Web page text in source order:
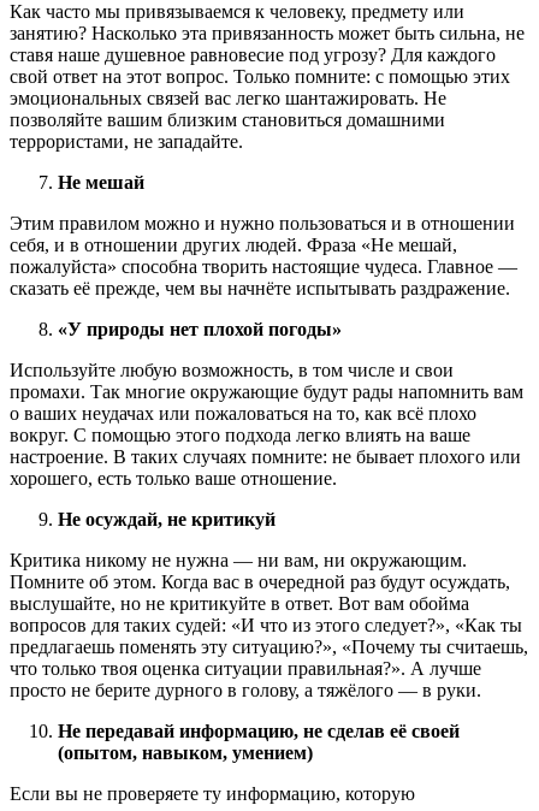
Как часто мы привязываемся к человеку, предмету или
занятию? Насколько эта привязанность может быть сильна, не
ставя наше душевное равновесие под угрозу? Для каждого
свой ответ на этот вопрос. Только помните: с помощью этих
эмоциональных связей вас легко шантажировать. Не
позволяйте вашим близким становиться домашними
террористами, не западайте.
Не мешай
Этим правилом можно и нужно пользоваться и в отношении
себя, и в отношении других людей. Фраза «Не мешай,
пожалуйста» способна творить настоящие чудеса. Главное —
сказать её прежде, чем вы начнёте испытывать раздражение.
«У природы нет плохой погоды»
Используйте любую возможность, в том числе и свои
промахи. Так многие окружающие будут рады напомнить вам
о ваших неудачах или пожаловаться на то, как всё плохо
вокруг. С помощью этого подхода легко влиять на ваше
настроение. В таких случаях помните: не бывает плохого или
хорошего, есть только ваше отношение.
Не осуждай, не критикуй
Критика никому не нужна — ни вам, ни окружающим.
Помните об этом. Когда вас в очередной раз будут осуждать,
выслушайте, но не критикуйте в ответ. Вот вам обойма
вопросов для таких судей: «И что из этого следует?», «Как ты
предлагаешь поменять эту ситуацию?», «Почему ты считаешь,
что только твоя оценка ситуации правильная?». А лучше
просто не берите дурного в голову, а тяжёлого — в руки.
Не передавай информацию, не сделав её своей
(опытом, навыком, умением)
Если вы не проверяете ту информацию, которую